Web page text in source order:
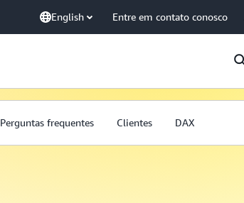
English Entre em contato conosco
Perguntas frequentes Clientes DAX